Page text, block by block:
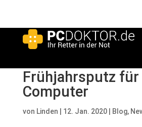
Frühjahrsputz für
Computer
von Linden 12. Jan. 2020| Blog,